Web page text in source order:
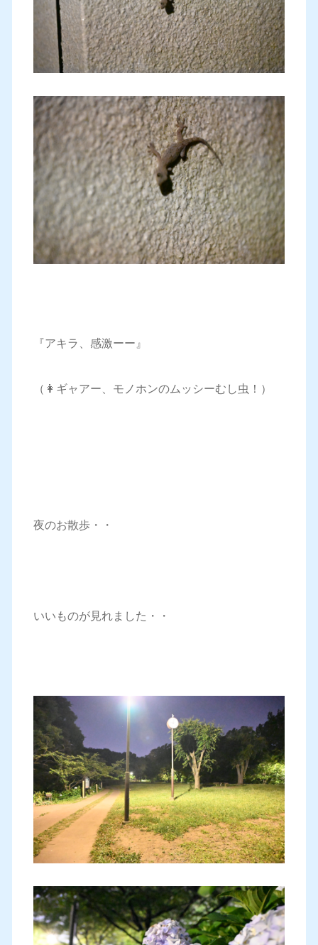
『アキラ、感激ーー』
（👩ギャアー、モノホンのムッシーむし虫！）
夜のお散歩・・
いいものが見れました・・